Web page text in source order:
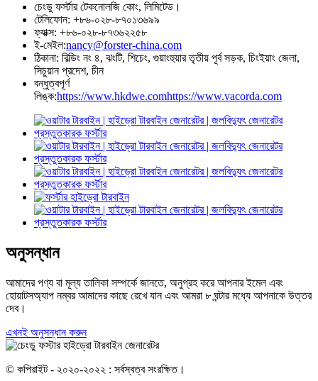
চেংডু ফর্স্টার টেকনোলজি কোং, লিমিটেড।
টেলিফোন: +৮৬-০২৮-৮৭০১৩৬৯৯
ফ্যাক্স: +৮৬-০২৮-৮৭৩৬২২৫৮
ই-মেইল:nancy@forster-china.com
ঠিকানা: বিল্ডিং নং ৪, ঝংটি, শিচেং, গুয়াংহুয়ার তৃতীয় পূর্ব সড়ক, চিংইয়াং জেলা,
সিচুয়ান প্রদেশ, চীন
বন্ধুত্বপূর্ণ
লিঙ্ক:https://www.hkdwe.comhttps://www.vacorda.com
অনুসন্ধান
আমাদের পণ্য বা মূল্য তালিকা সম্পর্কে জানতে, অনুগ্রহ করে আপনার ইমেল এবং
হোয়াটসঅ্যাপ নম্বর আমাদের কাছে রেখে যান এবং আমরা ৮ ঘন্টার মধ্যে আপনাকে উত্তর
দেব।
এখনই অনুসন্ধান করুন
© কপিরাইট - ২০২০-২০২২ : সর্বস্বত্ব সংরক্ষিত।